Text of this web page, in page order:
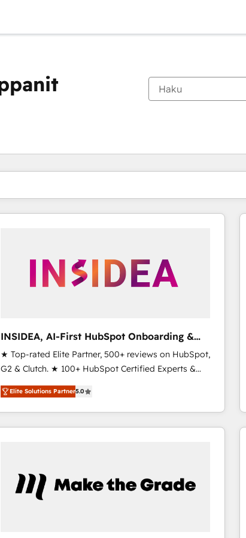
INSIDEA, AI-First HubSpot Onboarding &
RevOps
★ Top-rated Elite Partner, 500+ reviews on HubSpot,
G2 & Clutch. ★ 100+ HubSpot Certified Experts &
Trainers across the team ★ 1,500+ implementations
across five continents ★ AI-First, RevOps-led,
Onboarding obsessed ★ Company of the Year
2024/25 INSIDEA helps growing companies turn
your time zone. What we do ➤ Onboarding: Live in
weeks, with workflows built around your business,
Elite Solutions Partner5.0
tällä hetkelläSivu
Sivu Sivu Sivu Sivu Sivu Sivu Sivu Sivu Sivu Sivu